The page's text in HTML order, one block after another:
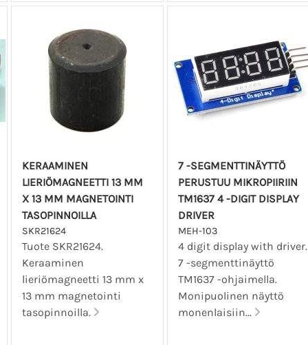
KERAAMINEN
LIERIÖMAGNEETTI 13 MM
X 13 MM MAGNETOINTI
TASOPINNOILLA
SKR21624
Tuote SKR21624.
Keraaminen
lieriömagneetti 13 mm x
13 mm magnetointi
tasopinnoilla.
7 -SEGMENTTINÄYTTÖ
PERUSTUU MIKROPIIRIIN
TM1637 4 -DIGIT DISPLAY
DRIVER
MEH-103
4 digit display with driver.
7 -segmenttinäyttö
TM1637 -ohjaimella.
Monipuolinen näyttö
monenlaisiin...